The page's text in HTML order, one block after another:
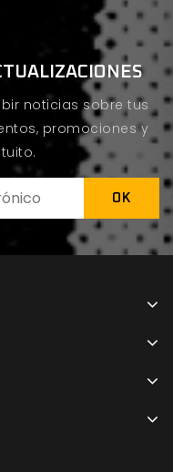
noticias sobre tus
promociones y